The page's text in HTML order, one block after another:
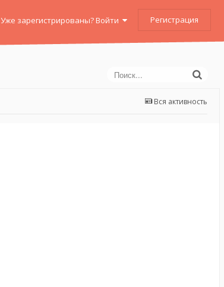
Уже зарегистрированы? Войти Регистрация
Вся активность